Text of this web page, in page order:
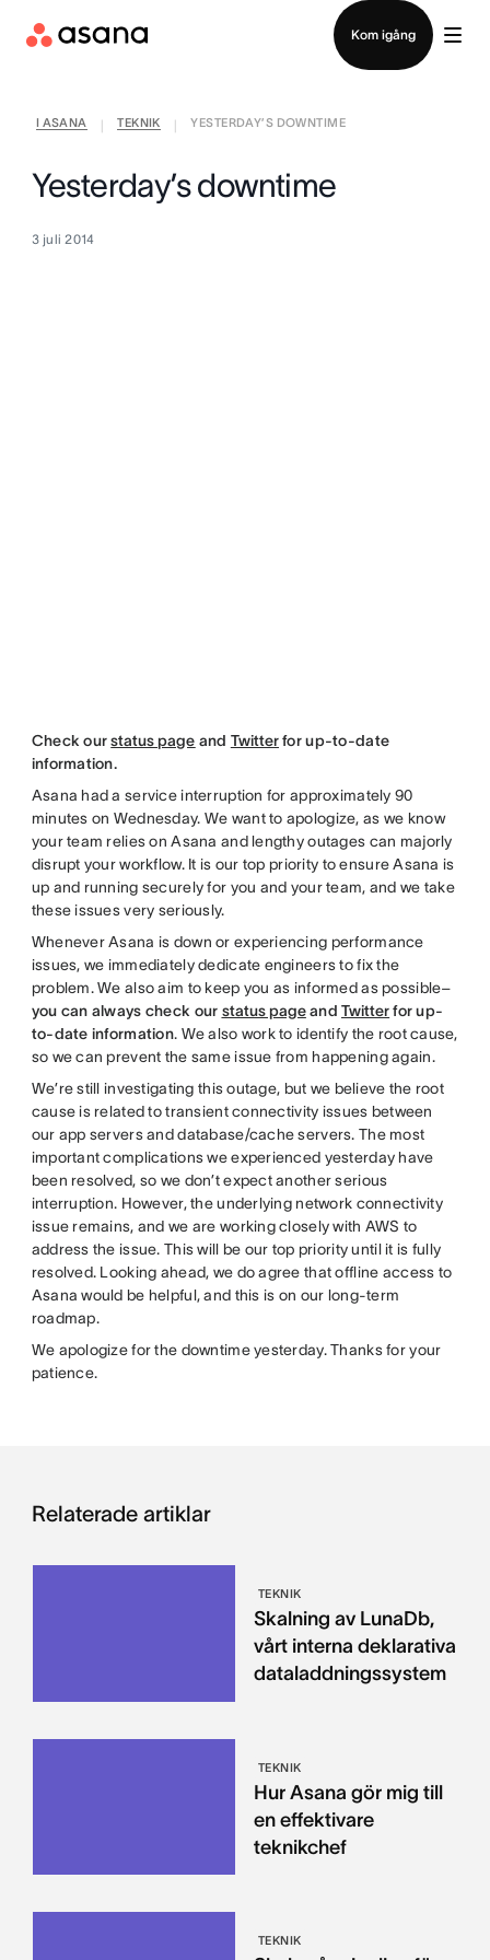
Kom igång
I ASANA TEKNIK YESTERDAY’S DOWNTIME
Yesterday’s downtime
3 juli 2014
Check ourstatus page and Twitterfor up-to-date
information.
Asana had a service interruption for approximately 90
minutes on Wednesday. We want to apologize, as we know
your team relies on Asana and lengthy outages can majorly
disrupt your workflow. It is our top priority to ensure Asana is
up and running securely for you and your team, and we take
these issues very seriously.
Whenever Asana is down or experiencing performance
issues, we immediately dedicate engineers to fix the
problem. We also aim to keep you as informed as possible–
you can always check our status pageandTwitterfor up-
to-date information. We also work to identify the root cause,
so we can prevent the same issue from happening again.
We’re still investigating this outage, but we believe the root
cause is related to transient connectivity issues between
our app servers and database/cache servers. The most
important complications we experienced yesterday have
been resolved, so we don’t expect another serious
interruption. However, the underlying network connectivity
issue remains, and we are working closely with AWS to
address the issue. This will be our top priority until it is fully
resolved. Looking ahead, we do agree that offline access to
Asana would be helpful, and this is on our long-term
roadmap.
We apologize for the downtime yesterday. Thanks for your
patience.
Relaterade artiklar
TEKNIK
Skalning av LunaDb,
vårt interna deklarativa
dataladdningssystem
TEKNIK
Hur Asana gör mig till
en effektivare
teknikchef
TEKNIK